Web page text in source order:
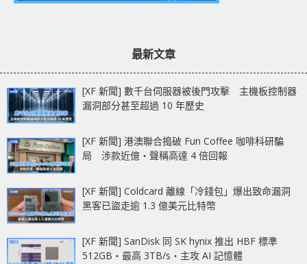
最新文章
[XF 新聞] 數千台伺服器被後門攻擊 主機板控制器
漏洞部分甚至超過 10 年歷史
[XF 新聞] 港澳聯合搗破 Fun Coffee 咖啡科研騙
局 涉款近億‧聲稱高達 4 倍回報
[XF 新聞] Coldcard 離線「冷錢包」爆出致命漏洞
黑客已盜走逾 1.3 億美元比特幣
[XF 新聞] SanDisk 同 SK hynix 推出 HBF 標準
512GB‧最高 3TB/s‧主攻 AI 記憶體